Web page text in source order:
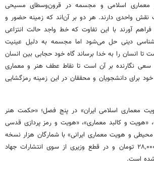
معماری اسلامی و مجسمه در قرون‌وسطای مسیحی
واحدی دارند. هر دو بر آن‌اند که زمینه حضور و
آورند با این تفاوت که خط واجد حالت انتزاعی
دینی حل می‌شود اما مجسمه به دلیل عینیت
تا انسان را به خدا برساند گاه خود حجابی بین انسان
سعی نگارنده بر آن است تا نقاط عطف هنر و معماری
برای دانشجویان و محققان در این زمینه رمزگشایی
معماری اسلامی ایران» در پنج فصل؛ «حکمت هنر
«هویت و کالبد معماری»، «هویت و رمز پردازی قدسی
و هویت معماری ایرانی» با شمارگان هزار نسخه
در ۱۶۴ صفحه به بهای ۲۸,۰۰۰ تومان و در قطع وزیری از سوی انتشارات جهاد
است.